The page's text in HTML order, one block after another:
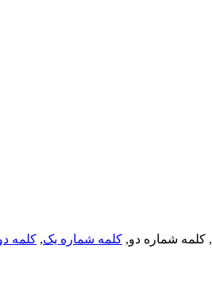
, کلمه شماره دو, کلمه شماره یک, کلمه